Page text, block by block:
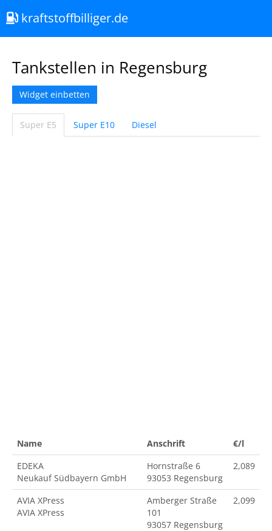
kraftstoffbilliger.de
Tankstellen in Regensburg
Widget einbetten
Super E5 Super E10 Diesel
Name Anschrift
€/l
EDEKA
Neukauf Südbayern GmbH
Hornstraße 6
93053 Regensburg
2,089
AVIA XPress
AVIA XPress
Amberger Straße
101
93057 Regensburg
2,099